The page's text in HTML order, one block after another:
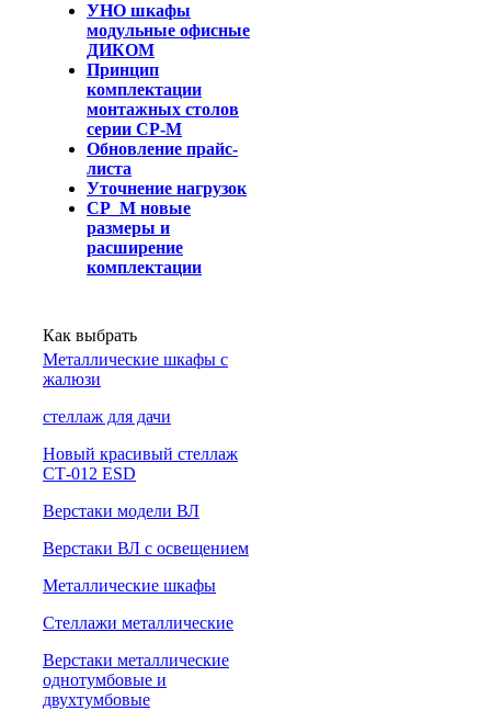
УНО шкафы
модульные офисные
ДИКОМ
Принцип
комплектации
монтажных столов
серии СР-М
Обновление прайс-
листа
Уточнение нагрузок
СР_М новые
размеры и
расширение
комплектации
Как выбрать
Металлические шкафы с
жалюзи
cтеллаж для дачи
Новый красивый стеллаж
СТ-012 ESD
Верстаки модели ВЛ
Верстаки ВЛ с освещением
Металлические шкафы
Стеллажи металлические
Верстаки металлические
однотумбовые и
двухтумбовые